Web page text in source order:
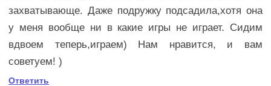
захватывающе. Даже подружку подсадила,хотя она
у меня вообще ни в какие игры не играет. Сидим
вдвоем теперь,играем) Нам нравится, и вам
советуем! )
Ответить